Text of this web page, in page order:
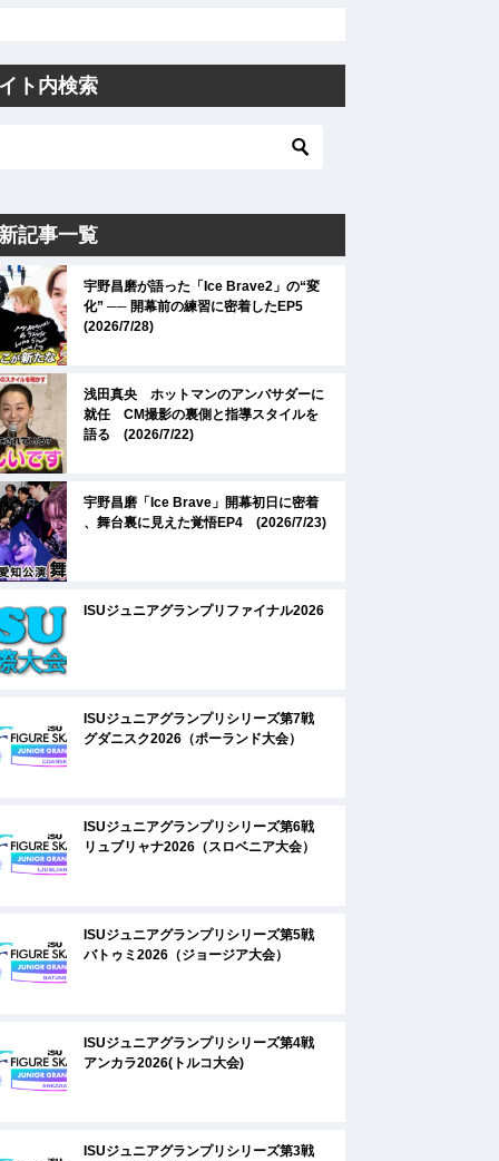
ト内検索
記事一覧
宇野昌磨が語った「Ice Brave2」の“変
化” ── 開幕前の練習に密着したEP5
(2026/7/28)
浅田真央 ホットマンのアンバサダーに
就任 CM撮影の裏側と指導スタイルを
語る (2026/7/22)
宇野昌磨「Ice Brave」開幕初日に密着
、舞台裏に見えた覚悟EP4 (2026/7/23)
ISUジュニアグランプリファイナル2026
ISUジュニアグランプリシリーズ第7戦
グダニスク2026（ポーランド大会）
ISUジュニアグランプリシリーズ第6戦
リュブリャナ2026（スロベニア大会）
ISUジュニアグランプリシリーズ第5戦
バトゥミ2026（ジョージア大会）
ISUジュニアグランプリシリーズ第4戦
アンカラ2026(トルコ大会)
ISUジュニアグランプリシリーズ第3戦